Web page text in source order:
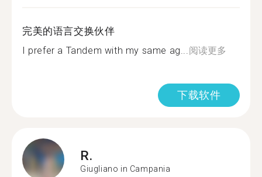
完美的语言交换伙伴
I prefer a Tandem with my same ag...阅读更多
下载软件
R.
Giugliano in Campania